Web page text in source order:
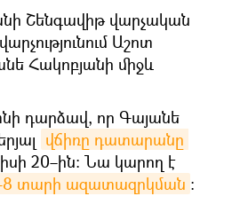
Շենգավիթ վարչական
Աշոտ
Հակոբյանի միջև
դարձավ, որ Գայանե
վճիռը դատարանը
20–ին։ Նա կարող է
8 տարի ազատազրկման ։